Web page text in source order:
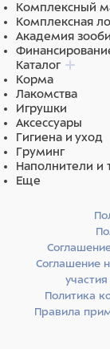
Комплексный
Комплексная
Академия
Каталог
Корма
Лакомства
Игрушки
Аксессуары
Гигиена и уход
Груминг
Наполнители и
Еще
Соглашение
Политика
Правила